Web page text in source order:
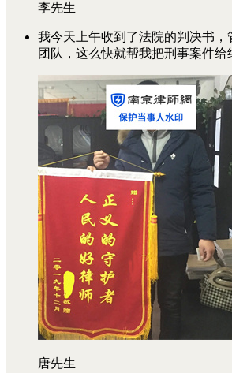
李先生
我今天上午收到了法院的判决书，
团队，这么快就帮我把刑事案件给
唐先生